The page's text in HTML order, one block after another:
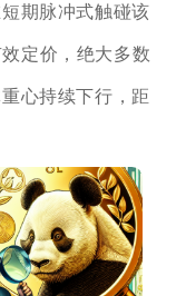
期脉冲式触碰该
定价，绝大多数
心持续下行，距